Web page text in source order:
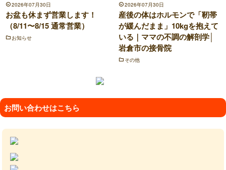
2026年07月30日
お盆も休まず営業します！
（8/11〜8/15 通常営業）
お知らせ
2026年07月30日
産後の体はホルモンで「靭帯
が緩んだまま」10kgを抱えて
いる｜ママの不調の解剖学│
岩倉市の接骨院
その他
お問い合わせはこちら